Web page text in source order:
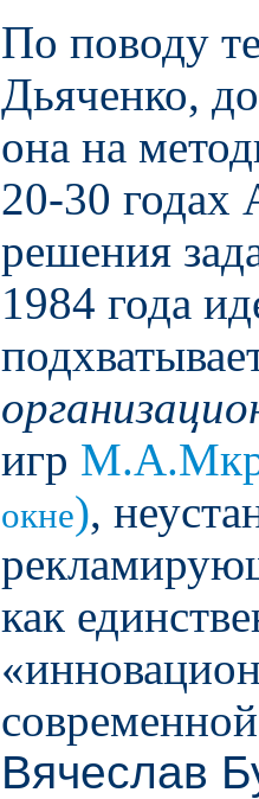
По поводу
Дьяченко,
она на
20-30 годах
решения
1984 года
игр
окне),
как
Вячеслав